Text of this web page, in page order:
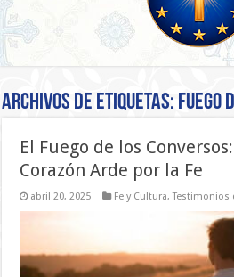
Archivos de etiquetas: Fuego
El Fuego de los
Corazón Arde por la Fe
abril 20, 2025 Fe y Cultura,Testimonios